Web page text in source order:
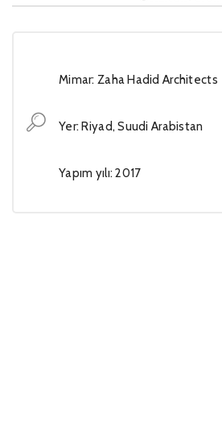
Mimar: Zaha Hadid Architects
Yer: Riyad, Suudi Arabistan
Yapım yılı: 2017